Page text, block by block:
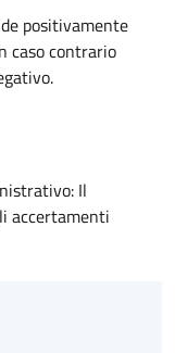
positivamente
caso contrario
Il
accertamenti